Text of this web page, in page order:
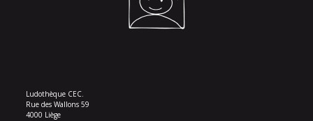
Ludothèque CEC.
Rue des Wallons 59
4000 Liège